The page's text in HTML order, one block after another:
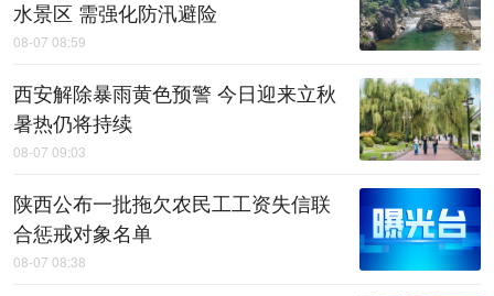
水景区 需强化防汛避险
08-07 08:59
西安解除暴雨黄色预警 今日迎来立秋
暑热仍将持续
08-07 09:03
陕西公布一批拖欠农民工工资失信联
合惩戒对象名单
08-07 08:38